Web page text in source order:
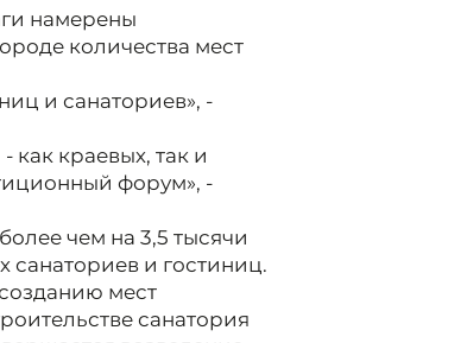
намерены
количества мест
и санаториев», -
краевых, так и
форум», -
чем на 3,5 тысячи
санаториев и гостиниц.
мест
санатория